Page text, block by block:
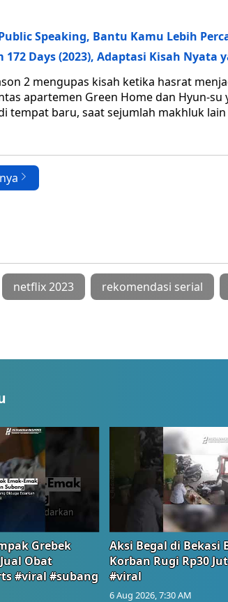
Speaking, Bantu Kamu Lebih
172 Days (2023), Adaptasi Kisah Nyata
2 mengupas kisah ketika hasrat
apartemen Green Home dan Hyun-
tempat baru, saat sejumlah makhluk
netflix 2023 rekomendasi serial
Grebek
Obat
#viral #subang
Aksi Begal di Bekasi
Korban Rugi Rp30
#viral
6 Aug 2026, 7:30 AM